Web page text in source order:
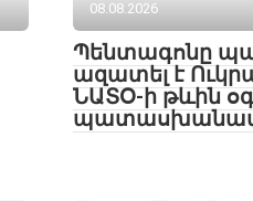
08.08.2026
Պենտագոնը
ազատել է
ՆԱՏՕ-ի թևին